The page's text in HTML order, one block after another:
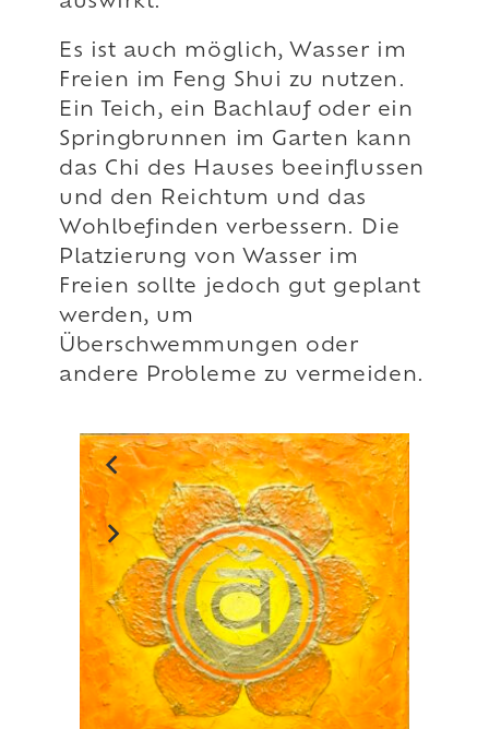
Es ist auch möglich, Wasser im
Freien im Feng Shui zu nutzen.
Ein Teich, ein Bachlauf oder ein
Springbrunnen im Garten kann
das Chi des Hauses beeinflussen
und den Reichtum und das
Wohlbefinden verbessern. Die
Platzierung von Wasser im
Freien sollte jedoch gut geplant
werden, um
Überschwemmungen oder
andere Probleme zu vermeiden.